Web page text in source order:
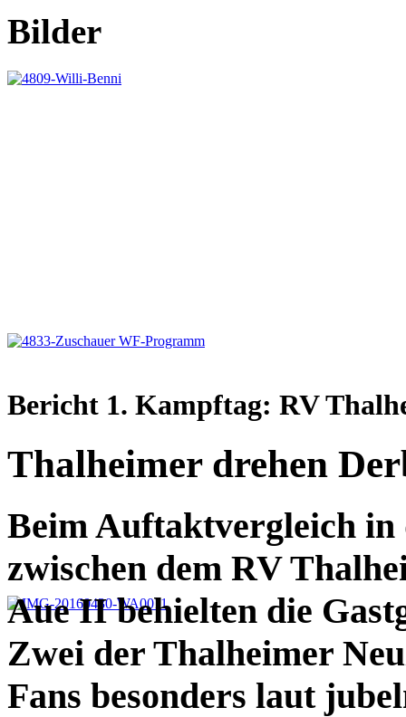
Bilder
Bericht 1. Kampftag: RV
Thalheimer drehen
Beim Auftaktvergleich
zwischen dem RV
Aue II behielten die
Zwei der Thalheimer
Fans besonders laut